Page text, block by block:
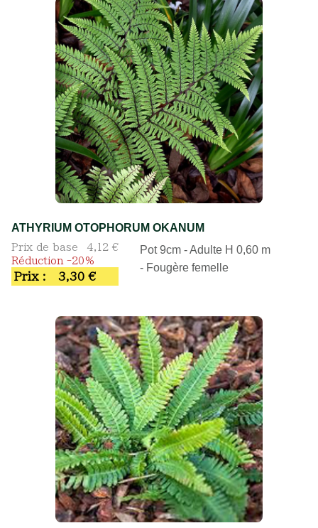
ATHYRIUM OTOPHORUM OKANUM
Prix de base
4,12 €
Réduction -20%
Prix : 3,30 €
Pot 9cm - Adulte H 0,60 m
- Fougère femelle